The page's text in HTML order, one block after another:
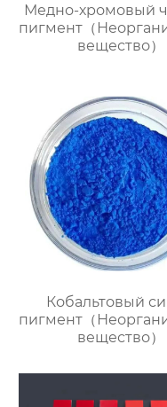
Медно-хромовый
пигмент（
вещество）
Кобальтовый
пигмент（
вещество）